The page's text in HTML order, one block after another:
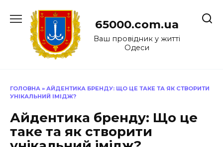
до
65000.com.ua
Ваш провідник у житті
Одеси
ГОЛОВНА » АЙДЕНТИКА БРЕНДУ: ЩО ЦЕ ТАКЕ ТА ЯК СТВОРИТИ
УНІКАЛЬНИЙ ІМІДЖ?
Айдентика бренду: Що це
таке та як створити